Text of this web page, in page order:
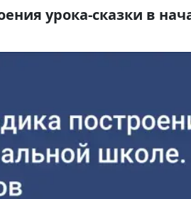
урока-сказки в